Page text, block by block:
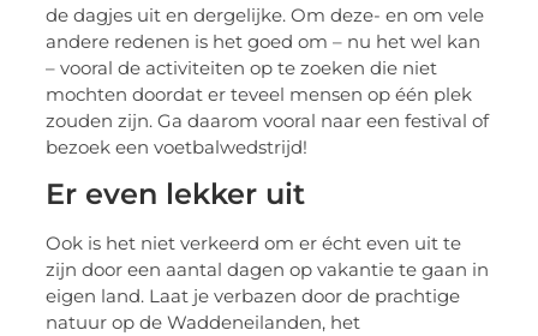
de dagjes uit en dergelijke. Om deze- en om vele
andere redenen is het goed om – nu het wel kan
– vooral de activiteiten op te zoeken die niet
mochten doordat er teveel mensen op één plek
zouden zijn. Ga daarom vooral naar een festival of
bezoek een voetbalwedstrijd!
Er even lekker uit
Ook is het niet verkeerd om er écht even uit te
zijn door een aantal dagen op vakantie te gaan in
eigen land. Laat je verbazen door de prachtige
natuur op de Waddeneilanden, het